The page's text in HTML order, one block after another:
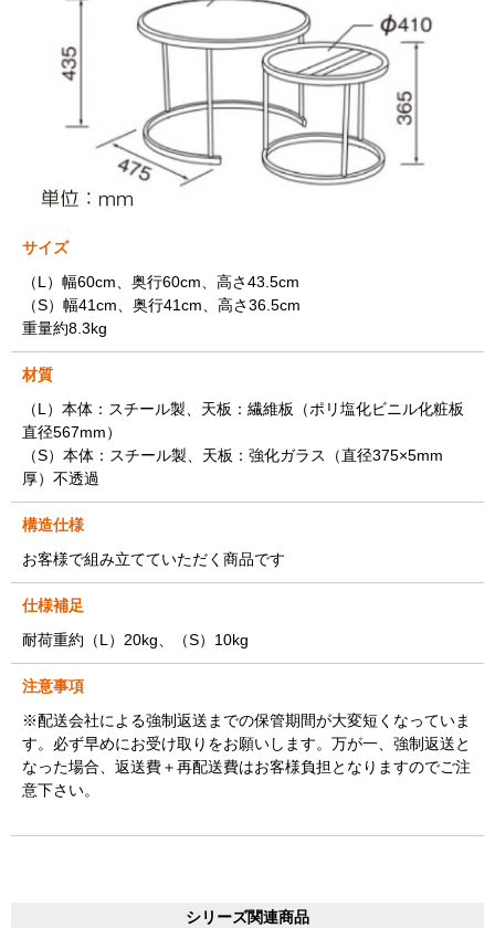
サイズ
（L）幅60cm、奥行60cm、高さ43.5cm
（S）幅41cm、奥行41cm、高さ36.5cm
重量約8.3kg
材質
（L）本体：スチール製、天板：繊維板（ポリ塩化ビニル化粧板
直径567mm）
（S）本体：スチール製、天板：強化ガラス（直径375×5mm
厚）不透過
構造仕様
お客様で組み立てていただく商品です
仕様補足
耐荷重約（L）20kg、（S）10kg
注意事項
※配送会社による強制返送までの保管期間が大変短くなっていま
す。必ず早めにお受け取りをお願いします。万が一、強制返送と
なった場合、返送費＋再配送費はお客様負担となりますのでご注
意下さい。
シリーズ関連商品